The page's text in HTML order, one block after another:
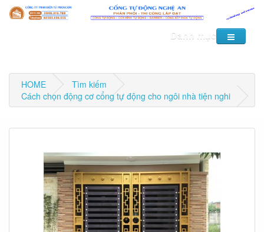
Danh mục
HOME
Tìm kiếm
Cách chọn động cơ cổng tự động cho ngôi nhà tiện nghi